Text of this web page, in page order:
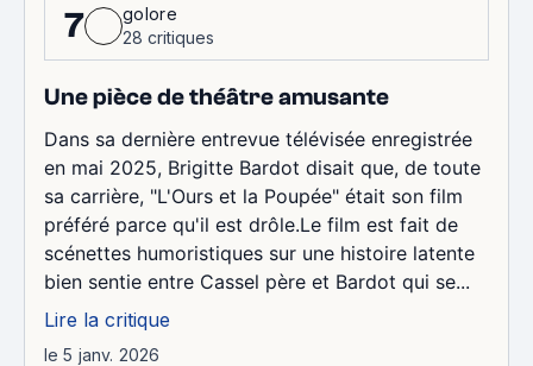
7
golore
28 critiques
Une pièce de théâtre amusante
Dans sa dernière entrevue télévisée enregistrée
en mai 2025, Brigitte Bardot disait que, de toute
sa carrière, "L'Ours et la Poupée" était son film
préféré parce qu'il est drôle.Le film est fait de
scénettes humoristiques sur une histoire latente
bien sentie entre Cassel père et Bardot qui se...
Lire la critique
le 5 janv. 2026